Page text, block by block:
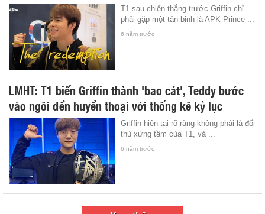
T1 sau chiến thắng trước Griffin chỉ
phải gặp một tân binh là APK Prince ...
6 năm trước
LMHT: T1 biến Griffin thành 'bao cát', Teddy bước
vào ngôi đền huyền thoại với thống kê kỷ lục
Griffin hiện tại rõ ràng không phải là đối
thủ xứng tầm của T1, và ...
6 năm trước